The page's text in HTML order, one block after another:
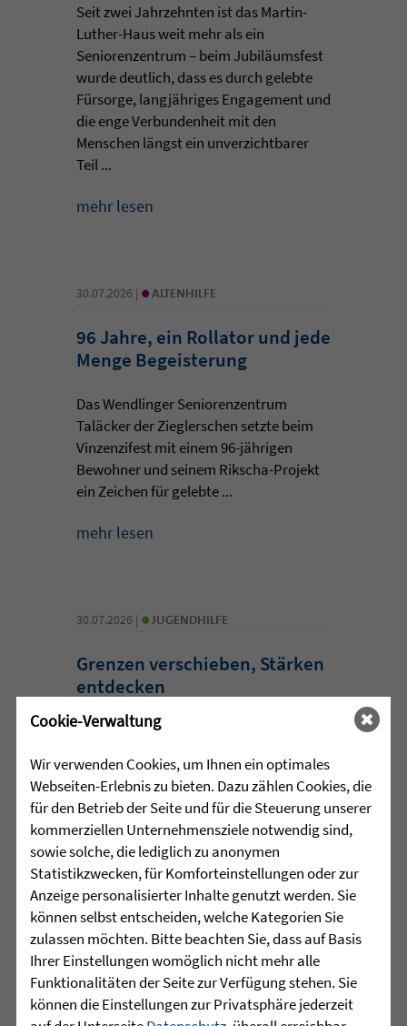
Seit zwei Jahrzehnten ist das Martin-
Luther-Haus weit mehr als ein
Seniorenzentrum – beim Jubiläumsfest
wurde deutlich, dass es durch gelebte
Fürsorge, langjähriges Engagement und
die enge Verbundenheit mit den
Menschen längst ein unverzichtbarer
Teil ...
mehr lesen
30.07.2026 | • ALTENHILFE
96 Jahre, ein Rollator und jede
Menge Begeisterung
Das Wendlinger Seniorenzentrum
Taläcker der Zieglerschen setzte beim
Vinzenzifest mit einem 96-jährigen
Bewohner und seinem Rikscha-Projekt
ein Zeichen für gelebte ...
mehr lesen
30.07.2026 | • JUGENDHILFE
Grenzen verschieben, Stärken
entdecken
Manchmal beginnt die wichtigste Reise
dem Schritt aus der eigenen
Komfortzone. Für eine Gruppe junger
Menschen aus dem Martinshaus
Kleintobel führte dieser Schritt im Juni
zum Outward ...
mehr lesen
30.07.2026 |•HÖR-SPRACHZENTRUM
Cookie-Verwaltung
Wir verwenden Cookies, um Ihnen ein optimales
Webseiten-Erlebnis zu bieten. Dazu zählen Cookies, die
für den Betrieb der Seite und für die Steuerung unserer
kommerziellen Unternehmensziele notwendig sind,
sowie solche, die lediglich zu anonymen
Statistikzwecken, für Komforteinstellungen oder zur
Anzeige personalisierter Inhalte genutzt werden. Sie
können selbst entscheiden, welche Kategorien Sie
zulassen möchten. Bitte beachten Sie, dass auf Basis
Ihrer Einstellungen womöglich nicht mehr alle
Funktionalitäten der Seite zur Verfügung stehen. Sie
können die Einstellungen zur Privatsphäre jederzeit